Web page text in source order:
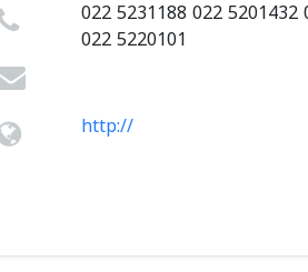
022 5231188 022 5201432
022 5220101
http://